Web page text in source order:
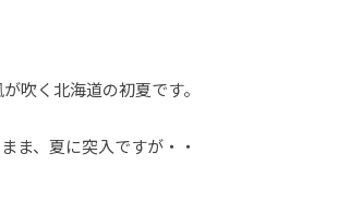
吹く北海道の初夏です。
ま、夏に突入ですが・・